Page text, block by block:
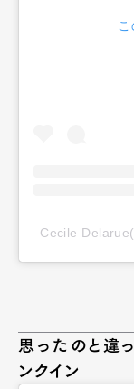
Cecile
思ったのと違
ンクイン